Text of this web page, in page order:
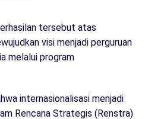
tersebut atas
visi menjadi perguruan
melalui program
internasionalisasi menjadi
Rencana Strategis (Renstra)